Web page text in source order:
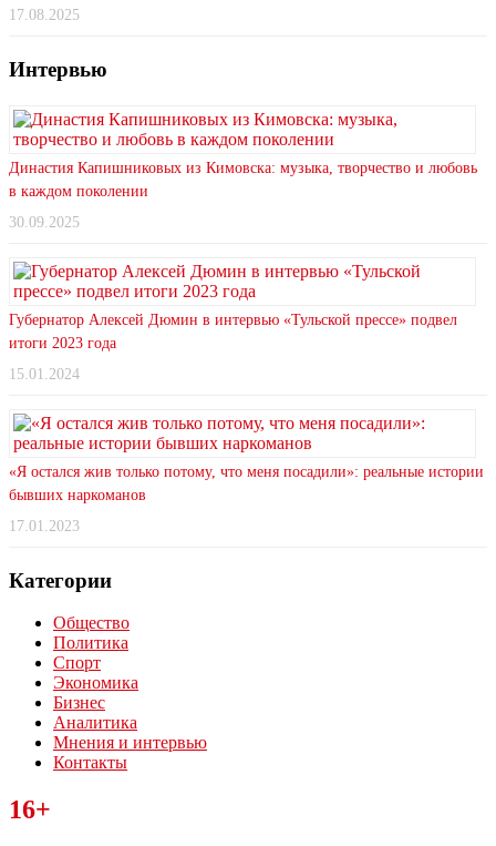
17.08.2025
Интервью
Династия Капишниковых из Кимовска: музыка, творчество и любовь
в каждом поколении
30.09.2025
Губернатор Алексей Дюмин в интервью «Тульской прессе» подвел
итоги 2023 года
15.01.2024
«Я остался жив только потому, что меня посадили»: реальные истории
бывших наркоманов
17.01.2023
Категории
Общество
Политика
Спорт
Экономика
Бизнес
Аналитика
Мнения и интервью
Контакты
Читайте последние новости дня в Тульской области на сайте
“ЗаНовомосковск”
16+